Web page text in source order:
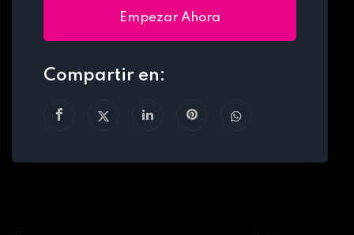
Empezar Ahora
Compartir en: